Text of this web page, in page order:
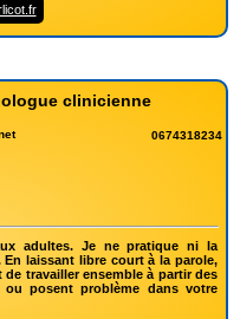
clinicienne
0674318234
adultes. Je ne pratique ni la
laissant libre court à la parole,
travailler ensemble à partir des
posent problème dans votre